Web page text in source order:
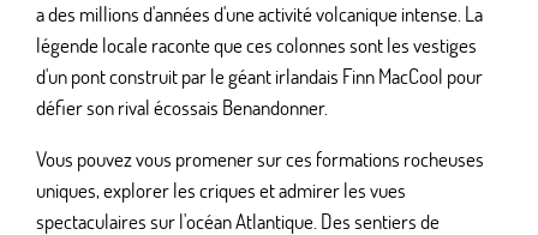
a des millions d'années d'une activité volcanique intense. La
légende locale raconte que ces colonnes sont les vestiges
d'un pont construit par le géant irlandais Finn MacCool pour
défier son rival écossais Benandonner.
Vous pouvez vous promener sur ces formations rocheuses
uniques, explorer les criques et admirer les vues
spectaculaires sur l'océan Atlantique. Des sentiers de